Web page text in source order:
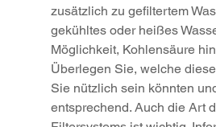
zusätzlich zu gefiltertem
gekühltes oder heißes
Möglichkeit, Kohlensäure
Überlegen Sie, welche
Sie nützlich sein könnten
entsprechend. Auch die Art